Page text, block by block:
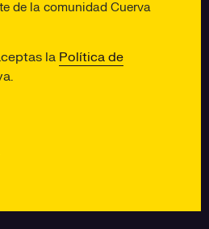
de la comunidad Cuerva
la Política de